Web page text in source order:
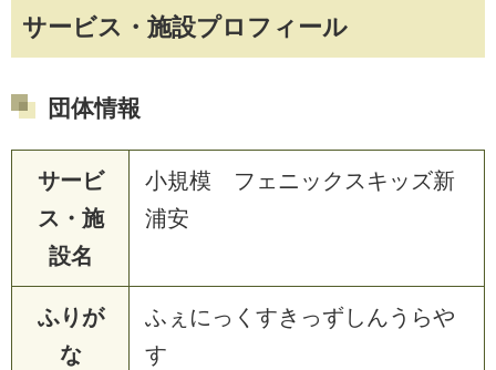
サービス・施設プロフィール
団体情報
サービ
ス・施
設名
小規模 フェニックスキッズ新
浦安
ふりが
な
ふぇにっくすきっずしんうらや
す